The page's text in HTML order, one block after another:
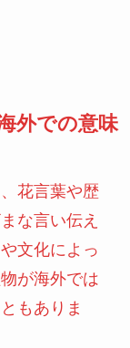
外での意味
花言葉や歴
な言い伝え
文化によっ
が海外では
もありま